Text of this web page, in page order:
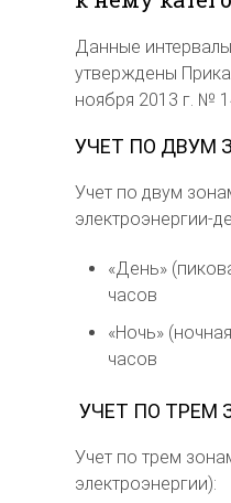
Данные
утверждены
ноября 2013 г. №
УЧЕТ ПО ДВУМ
Учет по двум
электроэнергии-
«День»
часов
«Ночь»
часов
УЧЕТ ПО ТРЕМ
Учет по трем
электроэнергии):